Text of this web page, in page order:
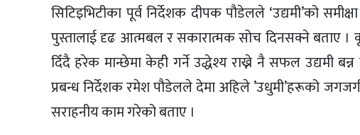
सिटिइभिटीका पूर्व निर्देशक दीपक पौडेलले ‘उद्यमी’को
पुस्तालाई दृढ आत्मबल र सकारात्मक सोच दिनसक्ने बताए ।
दिँदै हरेक मान्छेमा केही गर्ने उद्धेश्य राख्ने नै सफल उद्यमी
प्रबन्ध निर्देशक रमेश पौडेलले देमा अहिले ’उधुमी’हरूको
सराहनीय काम गरेको बताए ।